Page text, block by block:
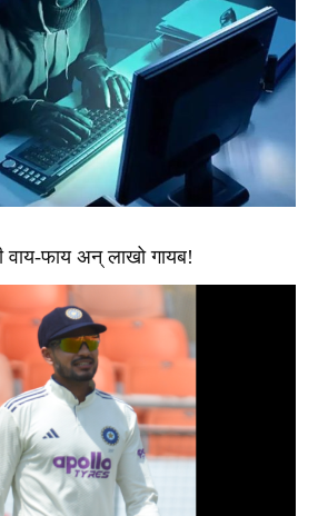
वाय-फाय अन् लाखो गायब!